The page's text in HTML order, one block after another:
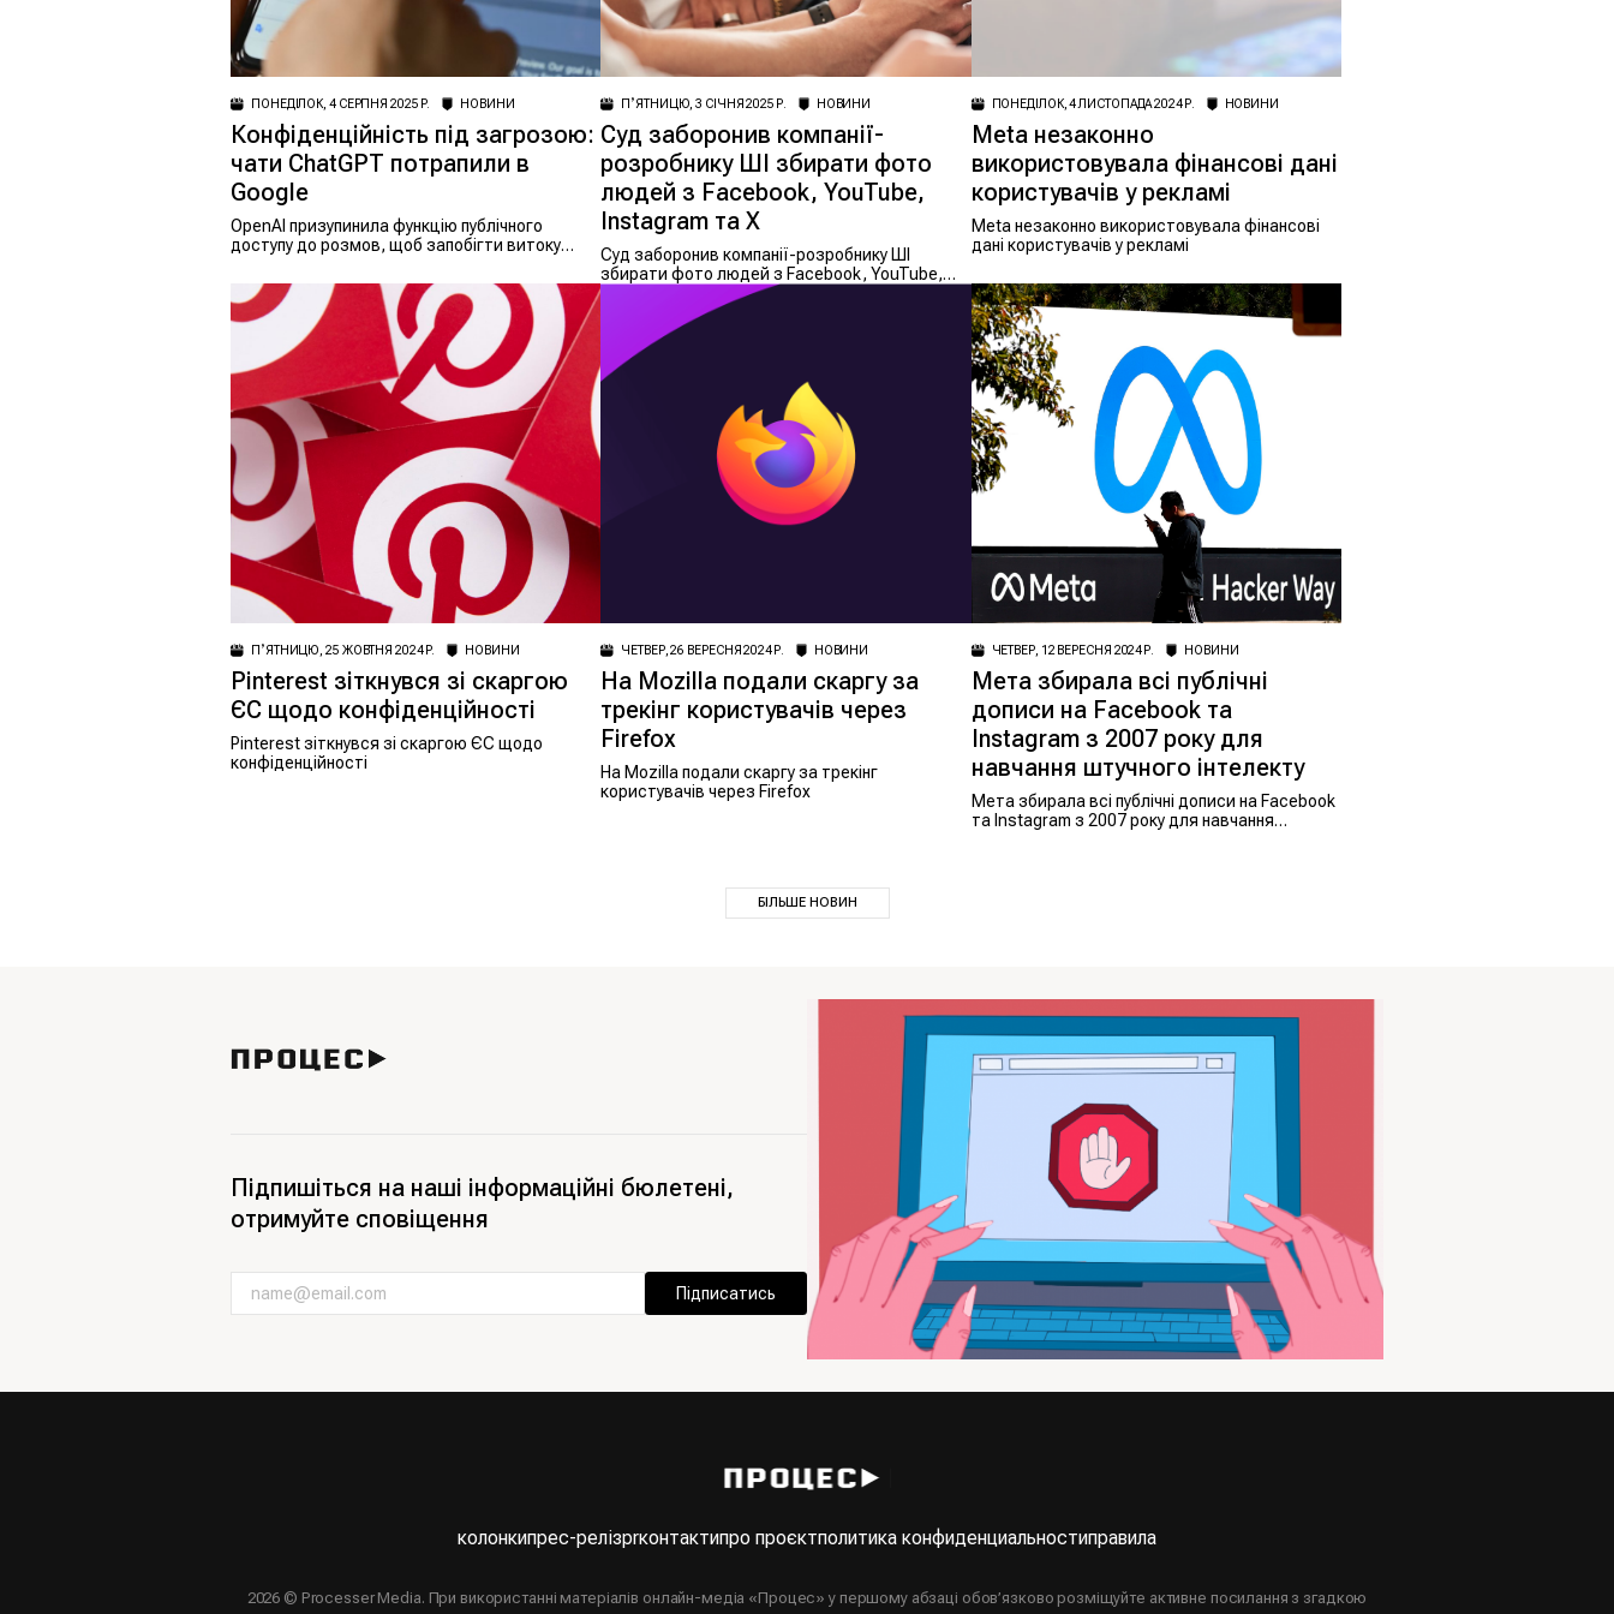
ПОНЕДІЛОК, 4 СЕРПНЯ 2025 Р. НОВИНИ
Конфіденційність під загрозою:
чати ChatGPT потрапили в
Google
OpenAI призупинила функцію публічного
доступу до розмов, щоб запобігти витоку
ПʼЯТНИЦЮ, 3 СІЧНЯ 2025 Р. НОВИНИ
Суд заборонив компанії-
розробнику ШІ збирати фото
людей з Facebook, YouTube,
Instagram та X
Суд заборонив компанії-розробнику ШІ
збирати фото людей з Facebook, YouTube,
ПОНЕДІЛОК, 4 ЛИСТОПАДА 2024 Р. НОВИНИ
Meta незаконно
використовувала фінансові дані
користувачів у рекламі
Meta незаконно використовувала фінансові
дані користувачів у рекламі
ПʼЯТНИЦЮ, 25 ЖОВТНЯ 2024 Р. НОВИНИ
Pinterest зіткнувся зі скаргою
ЄС щодо конфіденційності
Pinterest зіткнувся зі скаргою ЄС щодо
конфіденційності
ЧЕТВЕР, 26 ВЕРЕСНЯ 2024 Р. НОВИНИ
На Mozilla подали скаргу за
трекінг користувачів через
Firefox
На Mozilla подали скаргу за трекінг
користувачів через Firefox
ЧЕТВЕР, 12 ВЕРЕСНЯ 2024 Р. НОВИНИ
Мета збирала всі публічні
дописи на Facebook та
Instagram з 2007 року для
навчання штучного інтелекту
Мета збирала всі публічні дописи на Facebook
та Instagram з 2007 року для навчання
БІЛЬШЕ НОВИН
Підпишіться на наші інформаційні бюлетені,
отримуйте сповіщення
Підписатись
колонкипрес-релізprконтактипро проєктполитика конфиденциальностиправила
2026 © Processer Media. При використанні матеріалів онлайн-медіа «Процес» у першому абзаці обов’язково розміщуйте активне посилання з згадкою